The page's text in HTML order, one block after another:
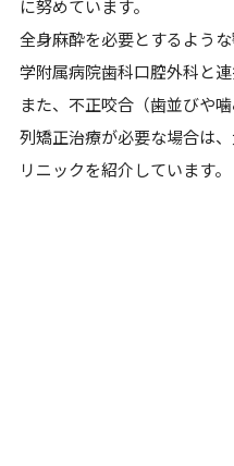
に努めています。
全身麻酔を必要とするよう
学附属病院歯科口腔外科と
また、不正咬合（歯並びや
列矯正治療が必要な場合は
リニックを紹介しています。